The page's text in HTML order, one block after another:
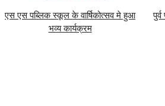
रोजगार
एस एस पब्लिक स्कूल के वार्षिकोत्सव मे हुआ
भव्य कार्यक्रम